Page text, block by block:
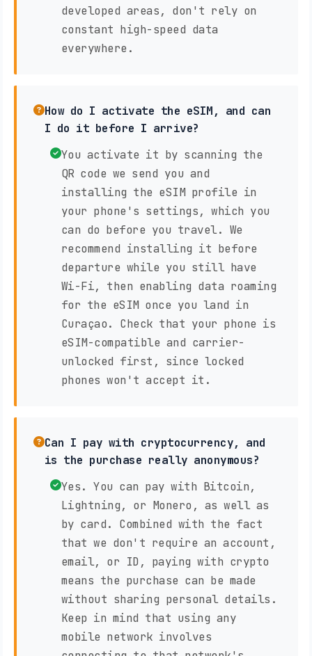
developed areas, don't rely on
constant high-speed data
everywhere.
How do I activate the eSIM, and can
I do it before I arrive?
You activate it by scanning the
QR code we send you and
installing the eSIM profile in
your phone's settings, which you
can do before you travel. We
recommend installing it before
departure while you still have
Wi-Fi, then enabling data roaming
for the eSIM once you land in
Curaçao. Check that your phone is
eSIM-compatible and carrier-
unlocked first, since locked
phones won't accept it.
Can I pay with cryptocurrency, and
is the purchase really anonymous?
Yes. You can pay with Bitcoin,
Lightning, or Monero, as well as
by card. Combined with the fact
that we don't require an account,
email, or ID, paying with crypto
means the purchase can be made
without sharing personal details.
Keep in mind that using any
mobile network involves